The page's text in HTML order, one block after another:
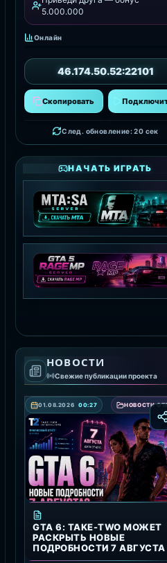
5.000.000
Онлайн
46.174.50.52:22101
Скопировать
След. обновление: 18 сек
НАЧАТЬ ИГРАТЬ
MTA:SA SERVER
СКАЧАТЬ MTA
НОВОСТИ
Свежие публикации проекта
01.08.2026 00:27
GTA 6: TAKE-TWO МОЖЕТ
РАСКРЫТЬ НОВЫЕ
ПОДРОБНОСТИ 7 АВГУСТА